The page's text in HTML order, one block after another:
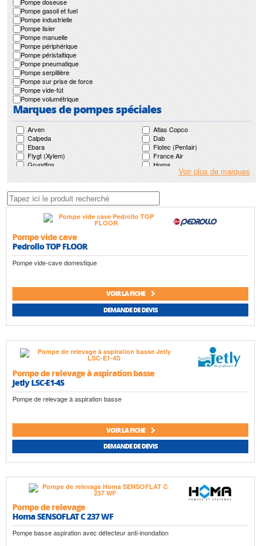
Pompe doseuse
Pompe gasoil et fuel
Pompe industrielle
Pompe lisier
Pompe manuelle
Pompe périphérique
Pompe péristaltique
Pompe pneumatique
Pompe serpillière
Pompe sur prise de force
Pompe vide-fût
Pompe volumétrique
Marques de pompes spéciales
Arven
Atlas Copco
Calpeda
Dab
Ebara
Flotec (Pentair)
Flygt (Xylem)
France Air
Grundfos
Homa
Leroy Somer
Lowara (Xylem)
Mr Pompes
Pedrollo
Renson
Sfa
Sulzer (Abs)
Tsurumi
Voir plus de marques
Pompe vide cave
Pedrollo TOP FLOOR
Pompe vide-cave domestique
VOIR LA FICHE
DEMANDE DE DEVIS
Pompe de relevage à aspiration basse
Jetly LSC-E1-4S
Pompe de relevage à aspiration basse
VOIR LA FICHE
DEMANDE DE DEVIS
Pompe de relevage
Homa SENSOFLAT C 237 WF
Pompe basse aspiration avec détecteur anti-inondation